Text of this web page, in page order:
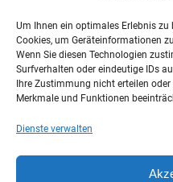
Um Ihnen ein optimales Erlebnis zu
Cookies, um Geräteinformationen
Wenn Sie diesen Technologien
Surfverhalten oder eindeutige IDs
Ihre Zustimmung nicht erteilen
Merkmale und Funktionen
Dienste verwalten
Herausforderungen für
Deutschland. Um
passenden Kandidaten
Unternehmen eine
Stellenportal24.eu
perfekte Lösung: eine
potenzieller Bewerber.